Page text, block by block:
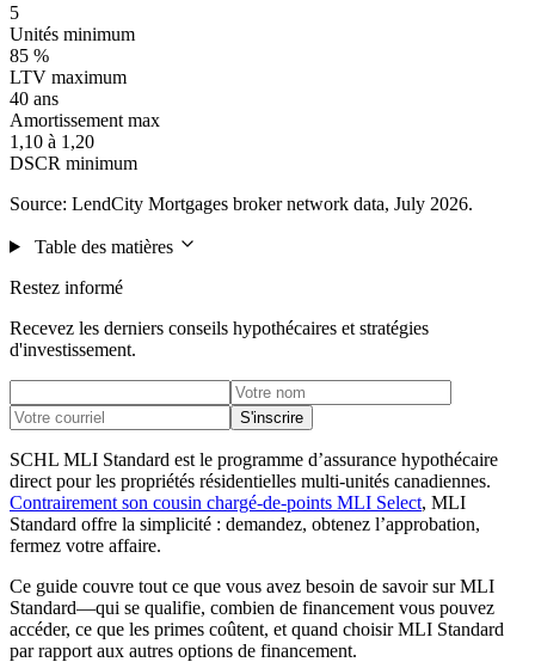
5
Unités minimum
85 %
LTV maximum
40 ans
Amortissement max
1,10 à 1,20
DSCR minimum
Source: LendCity Mortgages broker network data, July 2026.
Table des matières
Restez informé
Recevez les derniers conseils hypothécaires et stratégies
d'investissement.
S'inscrire
SCHL MLI Standard est le programme d’assurance hypothécaire
direct pour les propriétés résidentielles multi-unités canadiennes.
Contrairement son cousin chargé-de-points MLI Select, MLI
Standard offre la simplicité : demandez, obtenez l’approbation,
fermez votre affaire.
Ce guide couvre tout ce que vous avez besoin de savoir sur MLI
Standard—qui se qualifie, combien de financement vous pouvez
accéder, ce que les primes coûtent, et quand choisir MLI Standard
par rapport aux autres options de financement.